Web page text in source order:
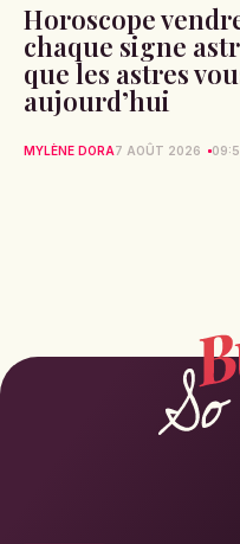
Horoscope
chaque signe
que les astres
aujourd’hui
MYLÈNE DORA7 AOÛT 2026